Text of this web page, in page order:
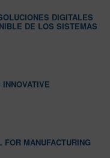
DIGITALES
DE LOS SISTEMAS
MANUFACTURING